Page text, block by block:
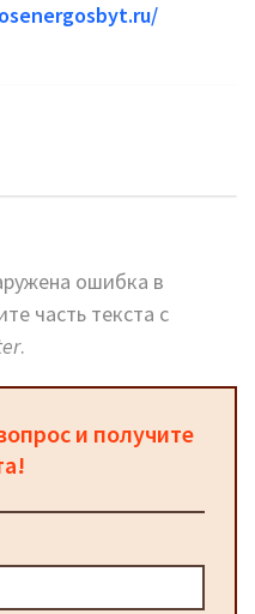
ошибка в
часть текста с
.
и получите